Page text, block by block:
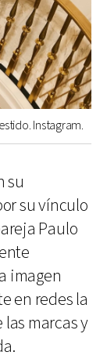
Instagram.
su
su vínculo
Paulo
imagen
en redes la
marcas y